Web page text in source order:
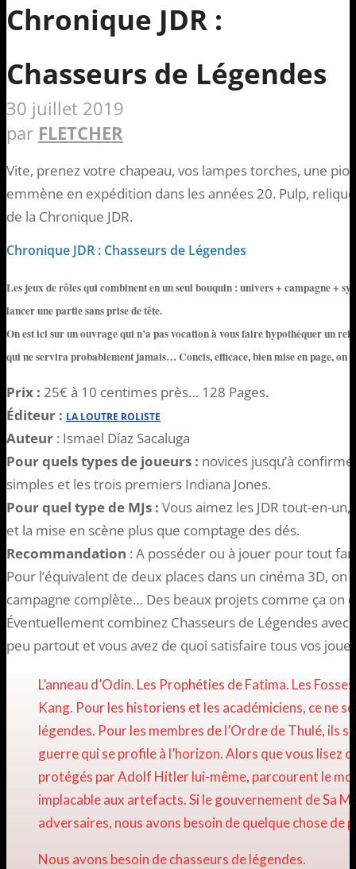
Chronique JDR :
Chasseurs de Légendes
30 juillet 2019
par FLETCHER
Vite, prenez votre chapeau, vos lampes torches, une
emmène en expédition dans les années 20. Pulp,
de la Chronique JDR.
Chronique JDR : Chasseurs de Légendes
Les jeux de rôles qui combinent en un seul bouquin : univers + campagne +
lancer une partie sans prise de tête.
On est ici sur un ouvrage qui n’a pas vocation à vous faire hypothéquer un
qui ne servira probablement jamais… Concis,efficace, bien mise en page, on
Prix : 25€ à 10 centimes près… 128 Pages.
Éditeur : LA LOUTRE ROLISTE
Auteur : Ismael Díaz Sacaluga
Pour quels types de joueurs : novices jusqu’à
simples et les trois premiers Indiana Jones.
Pour quel type de MJs : Vous aimez les JDR tout-en-
et la mise en scène plus que comptage des dés.
Recommandation : A posséder ou à jouer pour tout
Pour l’équivalent de deux places dans un cinéma 3D, on
campagne complète… Des beaux projets comme ça on
Éventuellement combinez Chasseurs de Légendes
peu partout et vous avez de quoi satisfaire tous vos
L’anneau d’Odin. Les Prophéties de Fatima. Les
Kang. Pour les historiens et les académiciens, ce ne
légendes. Pour les membres de l’Ordre de Thulé, ils
guerre qui se profile à l’horizon. Alors que vous lisez
protégés par Adolf Hitler lui-même, parcourent le
implacable aux artefacts. Si le gouvernement de Sa
adversaires, nous avons besoin de quelque chose de
Nous avons besoin de chasseurs de légendes.